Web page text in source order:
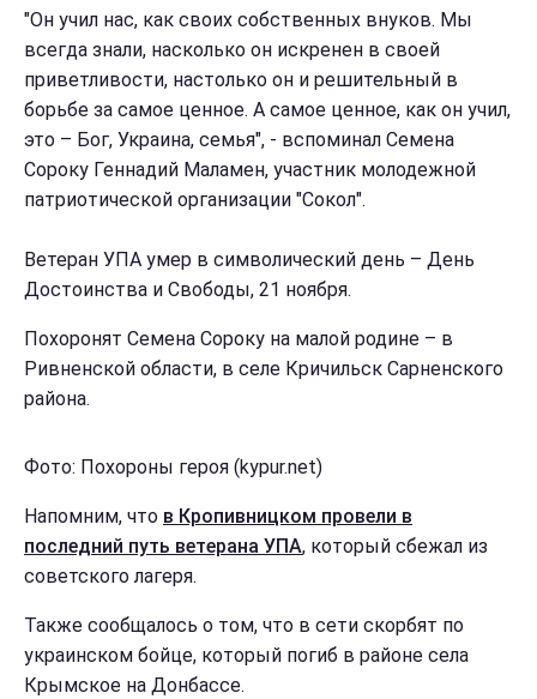
"Он учил нас, как своих собственных внуков. Мы
всегда знали, насколько он искренен в своей
приветливости, настолько он и решительный в
борьбе за самое ценное. А самое ценное, как он учил,
это – Бог, Украина, семья", - вспоминал Семена
Сороку Геннадий Маламен, участник молодежной
патриотической организации "Сокол".
Ветеран УПА умер в символический день – День
Достоинства и Свободы, 21 ноября.
Похоронят Семена Сороку на малой родине – в
Ривненской области, в селе Кричильск Сарненского
района.
Фото: Похороны героя (kypur.net)
Напомним, что в Кропивницком провели в
последний путь ветерана УПА, который сбежал из
советского лагеря.
Также сообщалось о том, что в сети скорбят по
украинском бойце, который погиб в районе села
Крымское на Донбассе.